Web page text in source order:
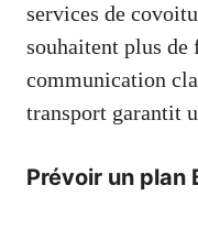
services de
souhaitent plus
communication
transport garantit
Prévoir un plan